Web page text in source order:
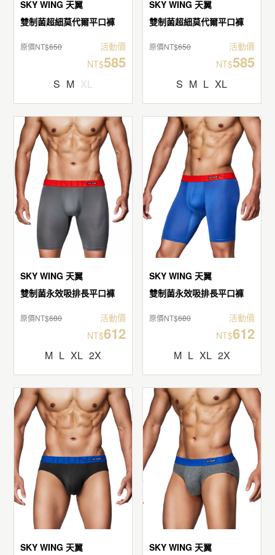
SKY WING 天翼
雙制菌超細莫代爾平口褲
原價NT$650
活動價
NT$585
S M XL
SKY WING 天翼
雙制菌超細莫代爾平口褲
原價NT$650
活動價
NT$585
S M L XL
SKY WING 天翼
雙制菌永效吸排長平口褲
原價NT$680
活動價
NT$612
M L XL 2X
SKY WING 天翼
雙制菌永效吸排長平口褲
原價NT$680
活動價
NT$612
M L XL 2X
SKY WING 天翼
SKY WING 天翼